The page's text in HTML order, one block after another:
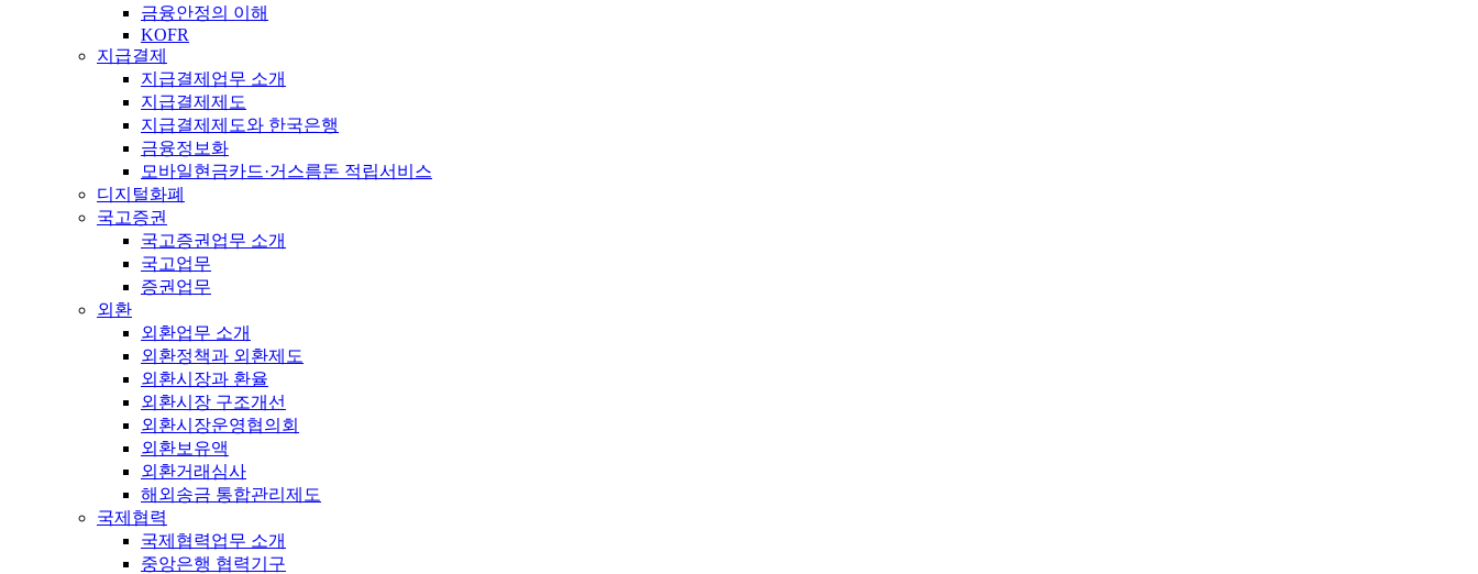
금융안정의 이해
KOFR
지급결제
지급결제업무 소개
지급결제제도
지급결제제도와 한국은행
금융정보화
모바일현금카드·거스름돈 적립서비스
디지털화폐
국고증권
국고증권업무 소개
국고업무
증권업무
외환
외환업무 소개
외환정책과 외환제도
외환시장과 환율
외환시장 구조개선
외환시장운영협의회
외환보유액
외환거래심사
해외송금 통합관리제도
국제협력
국제협력업무 소개
중앙은행 협력기구